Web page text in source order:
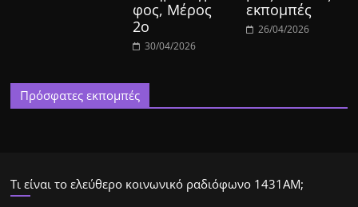
φος, Μέρος
2ο
30/04/2026
εκπομπές
26/04/2026
Πρόσφατες εκπομπές
Τι είναι το ελεύθερο κοινωνικό ραδιόφωνο 1431ΑΜ;